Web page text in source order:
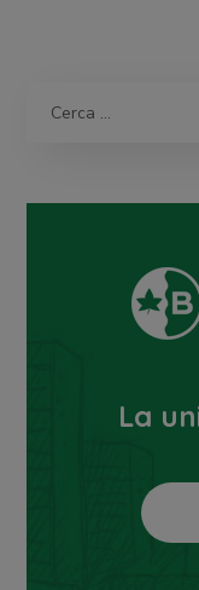
La